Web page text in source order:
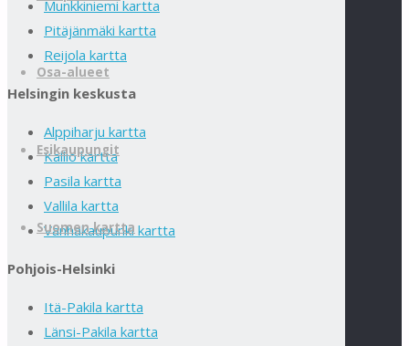
Osa-alueet
Esikaupungit
Suomen kartta
Munkkiniemi kartta
Pitäjänmäki kartta
Reijola kartta
Helsingin keskusta
Alppiharju kartta
Kallio kartta
Pasila kartta
Vallila kartta
Vanhakaupunki kartta
Pohjois-Helsinki
Itä-Pakila kartta
Länsi-Pakila kartta